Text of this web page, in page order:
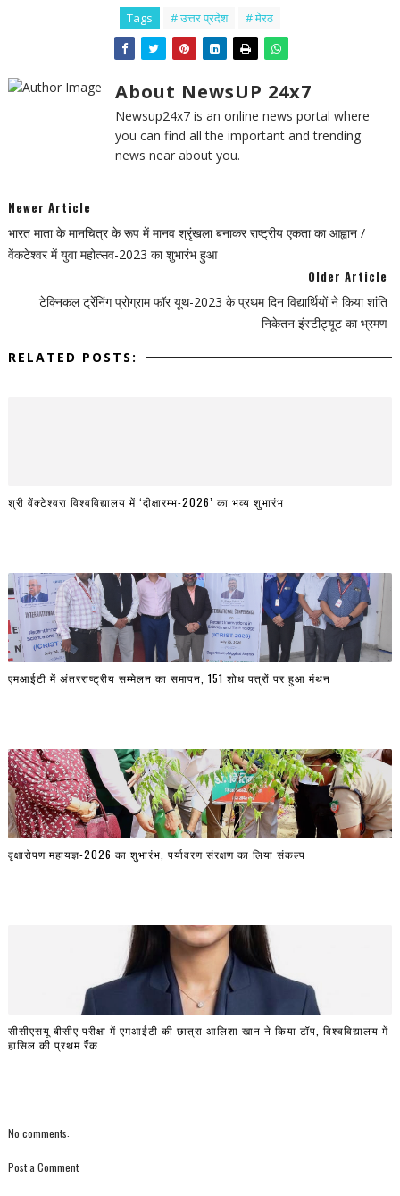
Tags # उत्तर प्रदेश # मेरठ
About NewsUP 24x7
Newsup24x7 is an online news portal where
you can find all the important and trending
news near about you.
Newer Article
भारत माता के मानचित्र के रूप में मानव श्रृंखला बनाकर राष्ट्रीय एकता का आह्वान /
वेंकटेश्वर में युवा महोत्सव-2023 का शुभारंभ हुआ
Older Article
टेक्निकल ट्रेंनिंग प्रोग्राम फॉर यूथ-2023 के प्रथम दिन विद्यार्थियों ने किया शांति
निकेतन इंस्टीट्यूट का भ्रमण
RELATED POSTS:
श्री वेंक्टेश्वरा विश्वविद्यालय में ‘दीक्षारम्भ-2026’ का भव्य शुभारंभ
एमआईटी में अंतरराष्ट्रीय सम्मेलन का समापन, 151 शोध पत्रों पर हुआ मंथन
वृक्षारोपण महायज्ञ-2026 का शुभारंभ, पर्यावरण संरक्षण का लिया संकल्प
सीसीएसयू बीसीए परीक्षा में एमआईटी की छात्रा आलिशा खान ने किया टॉप, विश्वविद्यालय में
हासिल की प्रथम रैंक
No comments:
Post a Comment